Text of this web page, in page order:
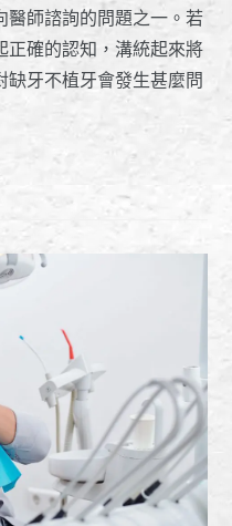
醫師諮詢的問題之一。若
正確的認知，溝統起來將
牙不植牙會發生甚麼問